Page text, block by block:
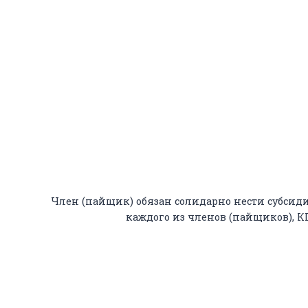
Член (пайщик) обязан солидарно нести
каждого из членов (пайщиков),